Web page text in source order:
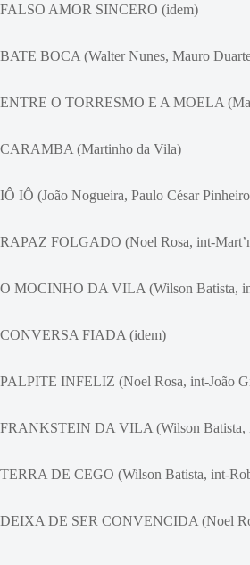
FALSO AMOR SINCERO (idem)
BATE BOCA (Walter Nunes, Mauro
ENTRE O TORRESMO E A MOELA
CARAMBA (Martinho da Vila)
IÔ IÔ (João Nogueira, Paulo César
RAPAZ FOLGADO (Noel Rosa, int-
O MOCINHO DA VILA (Wilson Batista,
CONVERSA FIADA (idem)
PALPITE INFELIZ (Noel Rosa, int-João
FRANKSTEIN DA VILA (Wilson Batista,
TERRA DE CEGO (Wilson Batista, int-
DEIXA DE SER CONVENCIDA (Noel